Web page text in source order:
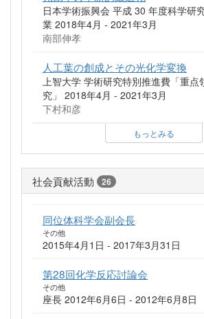
日本学術振興会 平成 30 年度科学研
業 2018年4月 - 2021年3月
南部伸孝
人工葉の創成とその光化学変換
上智大学 学術研究特別推進費「重点
究」 2018年4月 - 2021年3月
下村和彦
もっとみる
社会貢献活動 26
同位体科学会副会長
その他
2015年4月1日 - 2017年3月31日
第28回化学反応討論会
その他
座長 2012年6月6日 - 2012年6月8日